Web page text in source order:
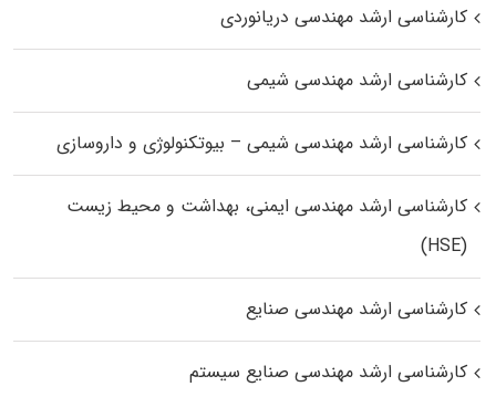
کارشناسی ارشد مهندسی دریانوردی
کارشناسی ارشد مهندسی شیمی
کارشناسی ارشد مهندسی شیمی – بیوتکنولوژی و داروسازی
کارشناسی ارشد مهندسی ایمنی، بهداشت و محیط زیست
(HSE)
کارشناسی ارشد مهندسی صنایع
کارشناسی ارشد مهندسی صنایع سیستم